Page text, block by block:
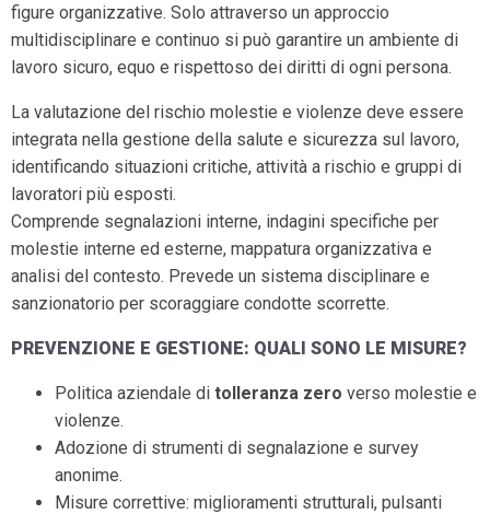
figure organizzative. Solo attraverso un approccio
multidisciplinare e continuo si può garantire un ambiente di
lavoro sicuro, equo e rispettoso dei diritti di ogni persona.
La valutazione del rischio molestie e violenze deve essere
integrata nella gestione della salute e sicurezza sul lavoro,
identificando situazioni critiche, attività a rischio e gruppi di
lavoratori più esposti.
Comprende segnalazioni interne, indagini specifiche per
molestie interne ed esterne, mappatura organizzativa e
analisi del contesto. Prevede un sistema disciplinare e
sanzionatorio per scoraggiare condotte scorrette.
PREVENZIONE E GESTIONE: QUALI SONO LE MISURE?
Politica aziendale di tolleranza zero verso molestie e
violenze.
Adozione di strumenti di segnalazione e survey
anonime.
Misure correttive: miglioramenti strutturali, pulsanti